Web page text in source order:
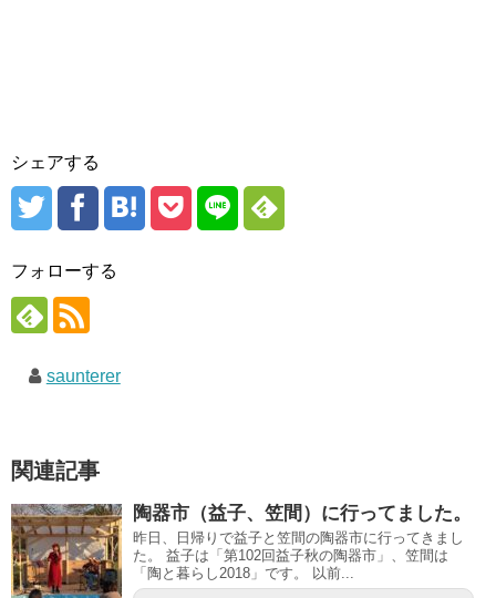
シェアする
フォローする
saunterer
関連記事
陶器市（益子、笠間）に行ってました。
昨日、日帰りで益子と笠間の陶器市に行ってきまし
た。 益子は「第102回益子秋の陶器市」、笠間は
「陶と暮らし2018」です。 以前...